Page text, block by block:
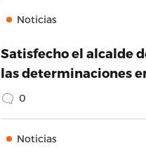
Noticias
Satisfecho el alcalde
las determinaciones
0
Noticias